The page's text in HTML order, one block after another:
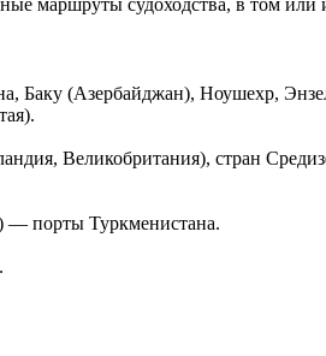
(Азербайджан), Ноушехр,
Великобритания), стран
— порты Туркменистана.